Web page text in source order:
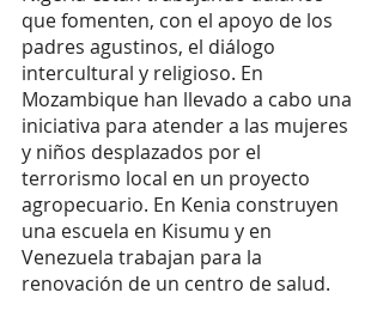
que fomenten, con el apoyo de los
padres agustinos, el diálogo
intercultural y religioso. En
Mozambique han llevado a cabo una
iniciativa para atender a las mujeres
y niños desplazados por el
terrorismo local en un proyecto
agropecuario. En Kenia construyen
una escuela en Kisumu y en
Venezuela trabajan para la
renovación de un centro de salud.